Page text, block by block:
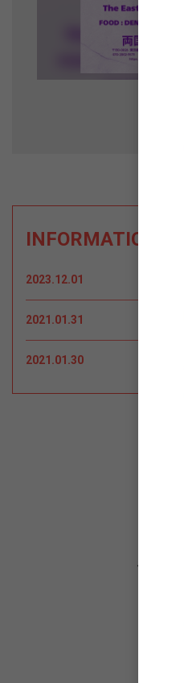
INFORMATION
2023.12.01 両
2021.01.31 両国
2021.01.30